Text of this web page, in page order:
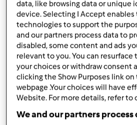
260 g feijão verde cortado
100gcebola
1 dente de alho
30 g feijão branco cozido
(*)1 c. chá decaldo de
(ou 1 cubo)
50 g azeite
Sal q.b.
Água q.b.
Ingredientes p/ a omelete
data, like browsing data or unique
device. Selecting I Accept enables
technologies to support the
and our partners process data to
disabled, some content and ads
relevant to you. You can resurface
your choices or withdraw consent
clicking the Show Purposes link
webpage .Your choices will have
Website. For more details, refer to
We and our partners